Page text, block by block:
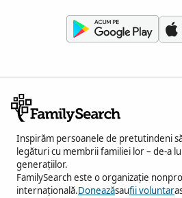
Inspirăm persoanele de pretutindeni
legături cu membrii familiei lor – de-a
generațiilor.
FamilySearch este o organizație
internațională.Doneazăsaufii voluntar